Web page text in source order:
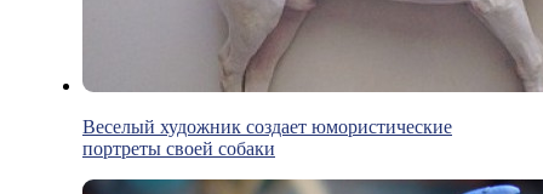
Веселый художник создает юмористические
портреты своей собаки